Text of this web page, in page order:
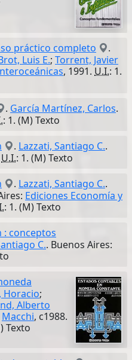
práctico completo
.
Luis E.; Torrent, Javier
, 1991. U.I.: 1.
. García Martínez, Carlos.
: 1. (M) Texto
. Lazzati, Santiago C..
U.I.: 1. (M) Texto
. Lazzati, Santiago C..
Ediciones Economía y
: 1. (M) Texto
: conceptos
C.. Buenos Aires:
Horacio;
Alberto
Macchi, c1988.
Texto